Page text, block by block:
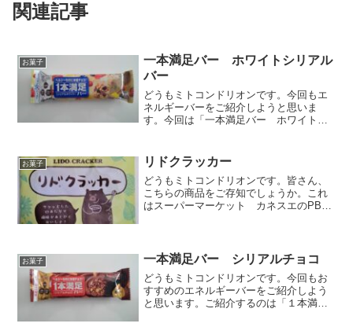
関連記事
お菓子
一本満足バー ホワイトシリアル
バー
どうもミトコンドリオンです。今回もエ
ネルギーバーをご紹介しようと思いま
す。今回は「一本満足バー ホワイトシ
油脂、全粉乳）（国内製造）、コーンフ
レーク（コーングリッツ、砂...
お菓子 リドクラッカー
どうもミトコンドリオンです。皆さん、
こちらの商品をご存知でしょうか。これ
はスーパーマーケット カネスエのPB商
のキャラクターなのか...
お菓子 一本満足バー シリアルチョコ
どうもミトコンドリオンです。今回もお
すすめのエネルギーバーをご紹介しよう
と思います。ご紹介するのは「１本満足